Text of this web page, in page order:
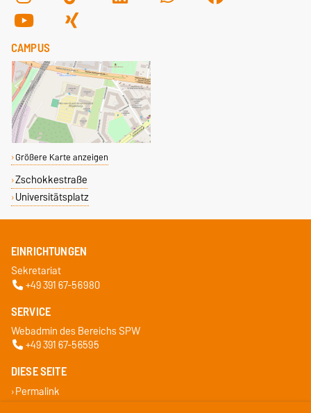
CAMPUS
Größere Karte anzeigen
Zschokkestraße
Universitätsplatz
EINRICHTUNGEN
Sekretariat
+49 391 67-56980
SERVICE
Webadmin des Bereichs SPW
+49 391 67-56595
DIESE SEITE
Permalink